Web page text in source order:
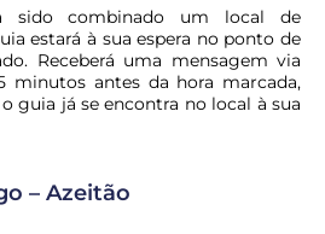
sido combinado um local de
estará à sua espera no ponto de
Receberá uma mensagem via
minutos antes da hora marcada,
guia já se encontra no local à sua
– Azeitão